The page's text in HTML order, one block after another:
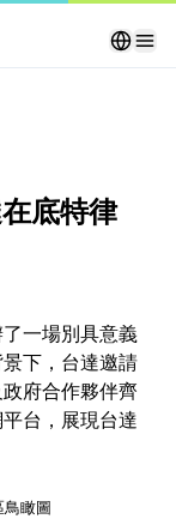
底特律
一場別具意義
下，台達邀請
府合作夥伴齊
台，展現台達
鳥瞰圖